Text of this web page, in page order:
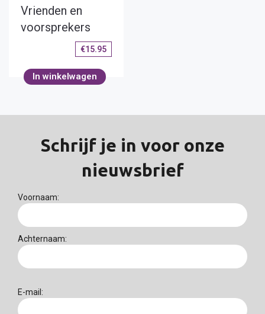
Vrienden en
voorsprekers
€15.95
In winkelwagen
Schrijf je in voor onze
nieuwsbrief
Voornaam:
Achternaam:
E-mail: